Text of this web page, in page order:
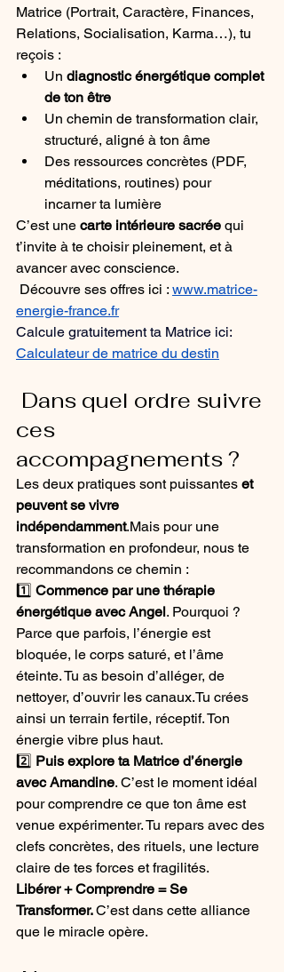
Matrice (Portrait, Caractère, Finances,
Relations, Socialisation, Karma…), tu
reçois :
Un diagnostic énergétique complet
de ton être
Un chemin de transformation clair,
structuré, aligné à ton âme
Des ressources concrètes (PDF,
méditations, routines) pour
incarner ta lumière
C’est une carte intérieure sacrée qui
t’invite à te choisir pleinement, et à
avancer avec conscience.
Découvre ses offres ici : www.matrice-
energie-france.fr
Calcule gratuitement ta Matrice ici:
Calculateur de matrice du destin
ces
accompagnements ?
Les deux pratiques sont puissantes et
peuvent se vivre
indépendamment.Mais pour une
transformation en profondeur, nous te
recommandons ce chemin :
1️⃣ Commence par une thérapie
énergétique avec Angel. Pourquoi ?
Parce que parfois, l’énergie est
bloquée, le corps saturé, et l’âme
éteinte. Tu as besoin d’alléger, de
nettoyer, d’ouvrir les canaux.Tu crées
ainsi un terrain fertile, réceptif. Ton
énergie vibre plus haut.
2️⃣ Puis explore ta Matrice d’énergie
avec Amandine. C’est le moment idéal
pour comprendre ce que ton âme est
venue expérimenter. Tu repars avec des
clefs concrètes, des rituels, une lecture
claire de tes forces et fragilités.
Libérer + Comprendre = Se
Transformer. C’est dans cette alliance
que le miracle opère.